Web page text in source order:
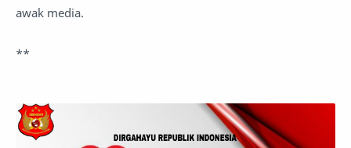
awak media.
**